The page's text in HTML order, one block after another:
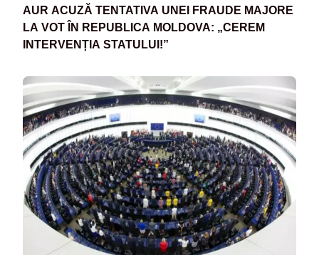
AUR ACUZĂ TENTATIVA UNEI FRAUDE MAJORE
LA VOT ÎN REPUBLICA MOLDOVA: „CEREM
INTERVENȚIA STATULUI!”